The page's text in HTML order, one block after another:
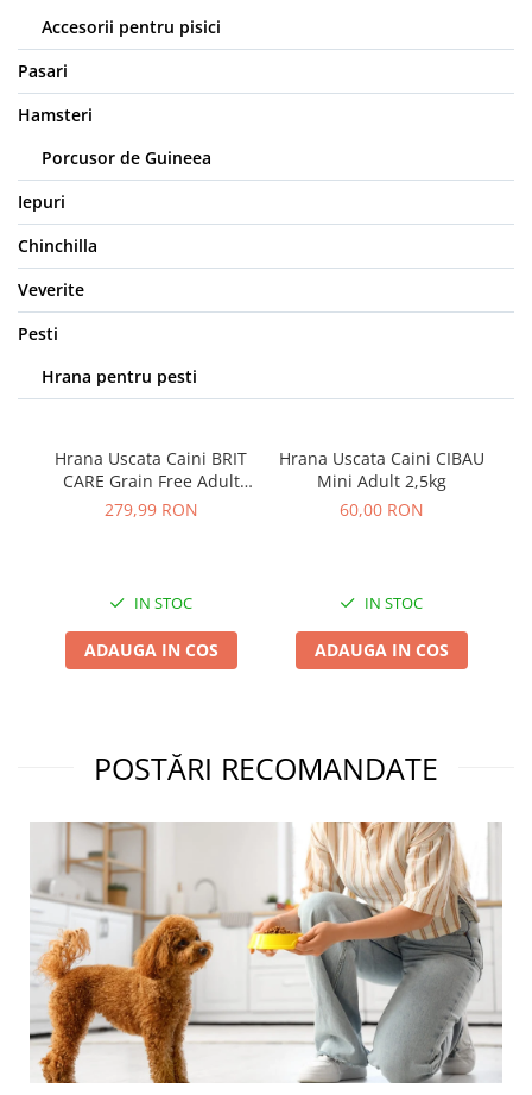
Accesorii pentru pisici
Pasari
Hamsteri
Porcusor de Guineea
Iepuri
Chinchilla
Veverite
Pesti
Hrana pentru pesti
Hrana Uscata Caini BRIT
CARE Grain Free Adult
Large Breed 12kg
279,99 RON
IN STOC
ADAUGA IN COS
Hrana Uscata Caini CIBAU
Mini Adult 2,5kg
60,00 RON
IN STOC
ADAUGA IN COS
POSTĂRI RECOMANDATE